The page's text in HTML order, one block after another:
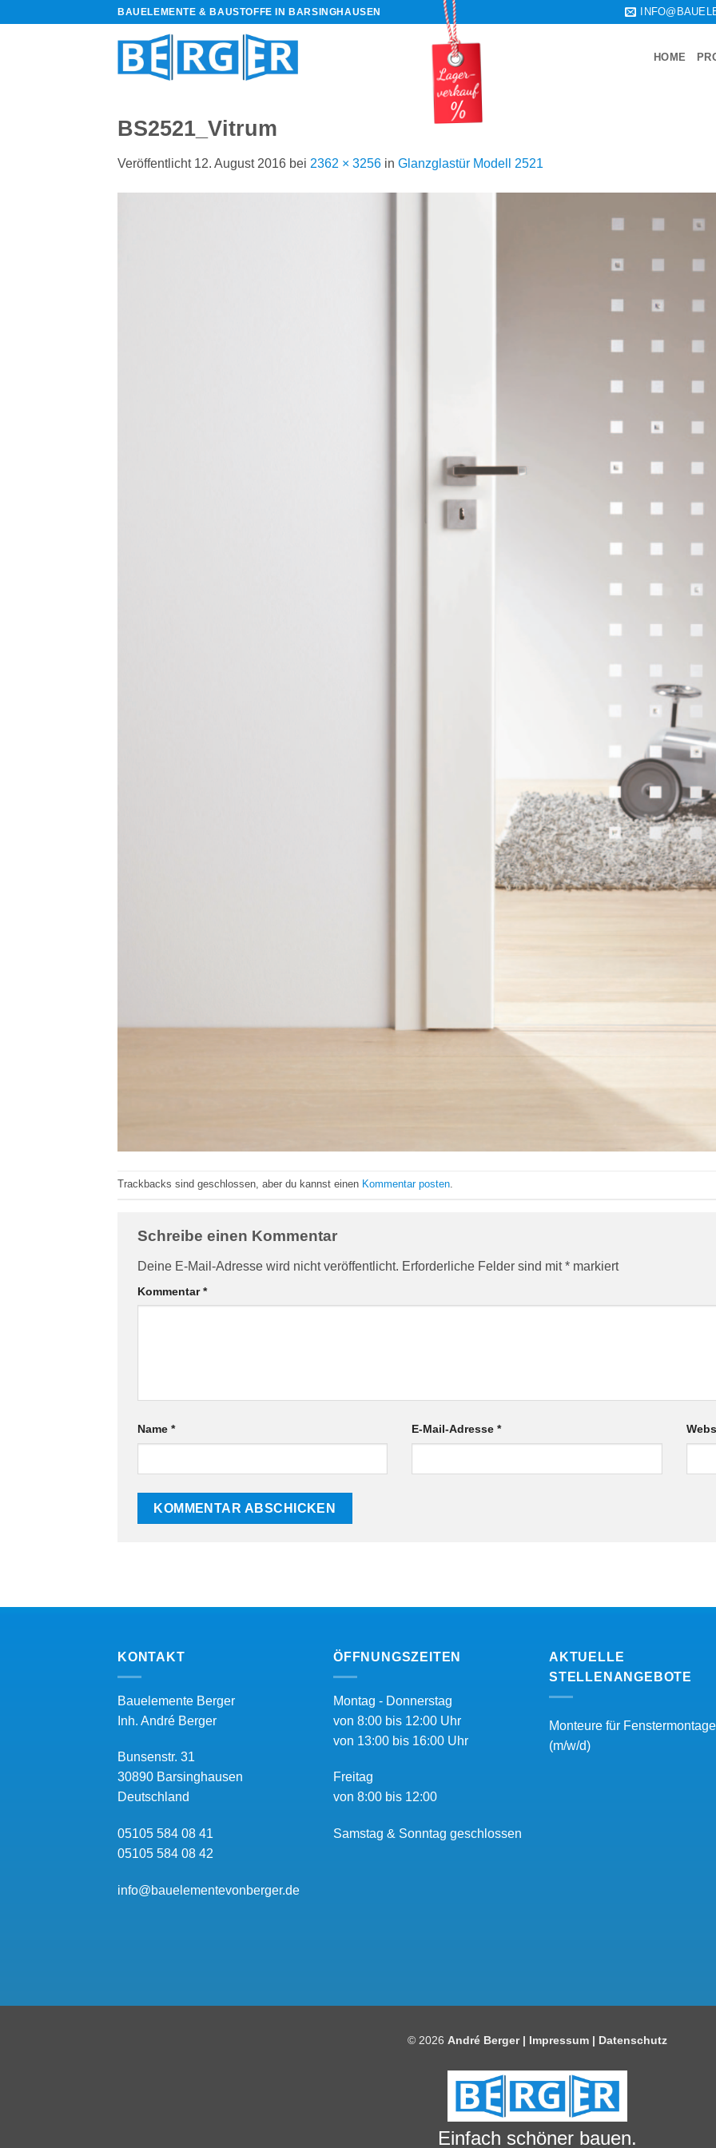
BAUELEMENTE & BAUSTOFFE IN BARSINGHAUSEN
HOME
BS2521_Vitrum
Veröffentlicht 12. August 2016 bei 2362 × 3256 in Glanzglastür Modell 2521
Trackbacks sind geschlossen, aber du kannst einen Kommentar posten.
Schreibe einen Kommentar
Deine E-Mail-Adresse wird nicht veröffentlicht. Erforderliche Felder sind mit* markiert
Kommentar*
Name * E-Mail-Adresse*
KONTAKT
Bauelemente Berger
Inh. André Berger
Bunsenstr. 31
30890 Barsinghausen
Deutschland
05105 584 08 41
05105 584 08 42
info@bauelementevonberger.de
ÖFFNUNGSZEITEN
Montag - Donnerstag
von 8:00 bis 12:00 Uhr
von 13:00 bis 16:00 Uhr
Freitag
von 8:00 bis 12:00
Samstag & Sonntag geschlossen
AKTUELLE
STELLENANGEBOTE
Monteure für Fenstermontage
(m/w/d)
© 2026 André Berger | Impressum| Datenschutz
Einfach schöner bauen.